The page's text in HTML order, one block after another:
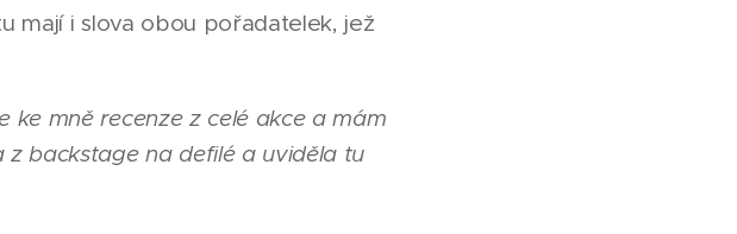
mají i slova obou pořadatelek, jež
ke mně recenze z celé akce a mám
backstage na defilé a uviděla tu